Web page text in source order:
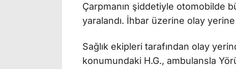
Çarpmanın şiddetiyle otomobilde
yaralandı. İhbar üzerine olay
Sağlık ekipleri tarafından olay
konumundaki H.G., ambulansla